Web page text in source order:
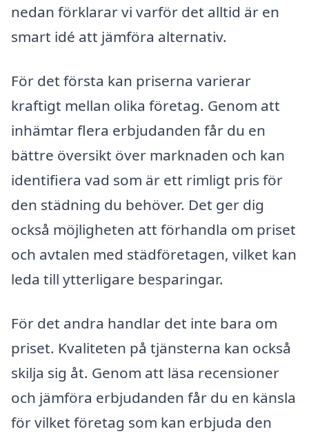
nedan förklarar vi varför det alltid är en
smart idé att jämföra alternativ.
För det första kan priserna varierar
kraftigt mellan olika företag. Genom att
inhämtar flera erbjudanden får du en
bättre översikt över marknaden och kan
identifiera vad som är ett rimligt pris för
den städning du behöver. Det ger dig
också möjligheten att förhandla om priset
och avtalen med städföretagen, vilket kan
leda till ytterligare besparingar.
För det andra handlar det inte bara om
priset. Kvaliteten på tjänsterna kan också
skilja sig åt. Genom att läsa recensioner
och jämföra erbjudanden får du en känsla
för vilket företag som kan erbjuda den